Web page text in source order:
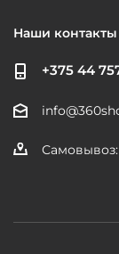
Наши контакты
+375 44
Самовывоз: